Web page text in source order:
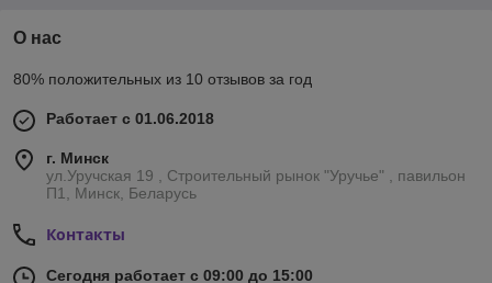
О нас
80% положительных из 10 отзывов за год
Работает с 01.06.2018
г. Минск
ул.Уручская 19 , Строительный рынок "Уручье" , павильон
П1, Минск, Беларусь
Контакты
Сегодня работает с 09:00 до 15:00